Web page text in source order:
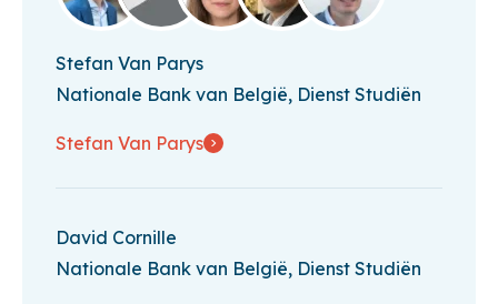
Stefan Van Parys
Nationale Bank van België, Dienst Studiën
Stefan Van Parys
David Cornille
Nationale Bank van België, Dienst Studiën